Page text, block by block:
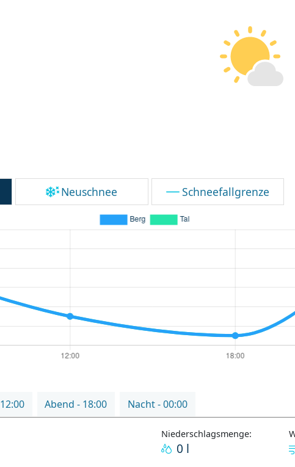
Neuschnee Schneefallgrenze
Abend - 18:00 Nacht - 00:00
Niederschlagsmenge:
0 l